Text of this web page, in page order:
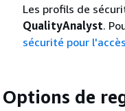
Les profils de
QualityAnalyst.
sécurité pour
Options de